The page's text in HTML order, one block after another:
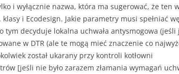
i wyłącznie nazwa, która ma sugerować, że ten
i Ecodesign. Jakie parametry musi spełniać
tym decyduje lokalna uchwała antysmogowa (jeśli
w DTR (ale te mogą mieć znaczenie co
został ukarany przy kontroli kotłowni
[jeśli nie było zarazem złamania wymagań